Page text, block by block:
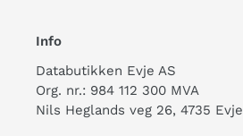
Info
Databutikken Evje AS
Org. nr.: 984 112 300 MVA
Nils Heglands veg 26, 4735 Evje